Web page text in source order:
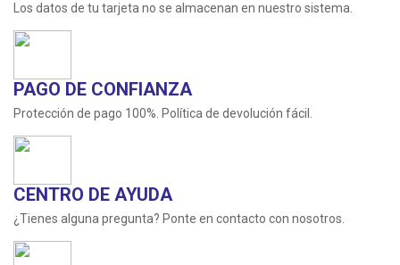
Los datos de tu tarjeta no se almacenan en nuestro sistema.
PAGO DE CONFIANZA
Protección de pago 100%. Política de devolución fácil.
CENTRO DE AYUDA
¿Tienes alguna pregunta? Ponte en contacto con nosotros.